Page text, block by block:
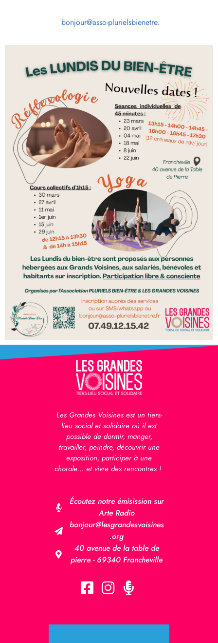
bonjour@asso-plurielsbienetre.
Les Grandes Voisines est un tiers-
lieu social et solidaire où il est
possible de dormir, manger,
travailler, peindre, découvrir une
exposition, participer à une
chorale… et vivre des rencontres !
Écoutez notre émisission sur
Arte Radio
bonjour@lesgrandesvoisines
.org
40 avenue de la table de
pierre - 69340 Francheville